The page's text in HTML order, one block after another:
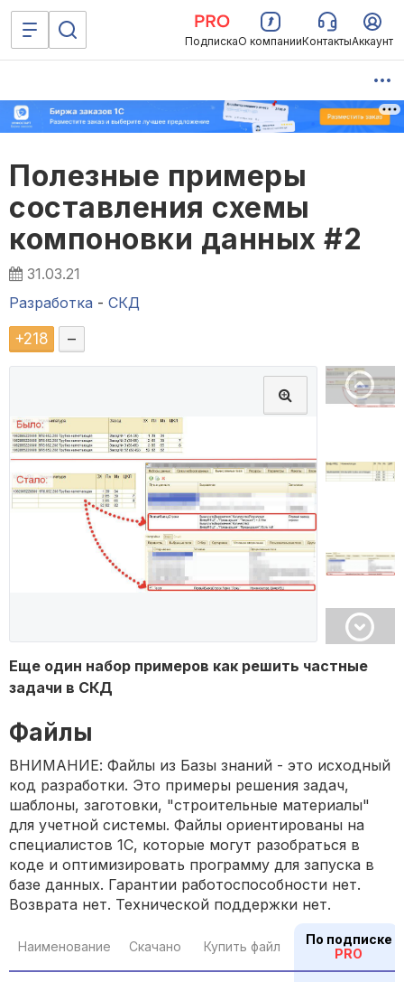
ПодпискаО компанииКонтактыАккаунт
Полезные примеры
составления схемы
компоновки данных #2
31.03.21
Разработка - СКД
+218 –
Еще один набор примеров как решить частные
задачи в СКД
Файлы
ВНИМАНИЕ: Файлы из Базы знаний - это исходный
код разработки. Это примеры решения задач,
шаблоны, заготовки, "строительные материалы"
для учетной системы. Файлы ориентированы на
специалистов 1С, которые могут разобраться в
коде и оптимизировать программу для запуска в
базе данных. Гарантии работоспособности нет.
Возврата нет. Технической поддержки нет.
Наименование Скачано Купить файл
По подписке
PRO